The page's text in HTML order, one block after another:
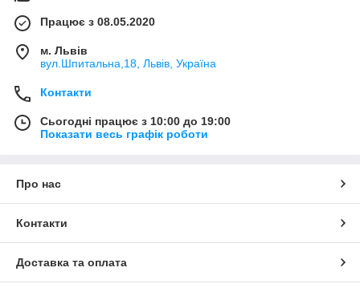
Працює з 08.05.2020
м. Львів
вул.Шпитальна,18, Львів, Україна
Контакти
Сьогодні працює з 10:00 до 19:00
Показати весь графік роботи
Про нас
Контакти
Доставка та оплата